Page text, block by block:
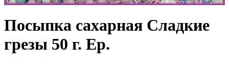
Посыпка сахарная Сладкие
грезы 50 г. Ер.